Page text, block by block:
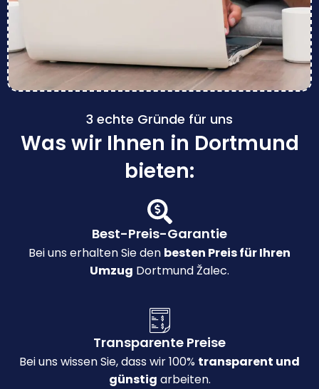
3 echte Gründe für uns
Was wir Ihnen in Dortmund
bieten:
Best-Preis-Garantie
Bei uns erhalten Sie den besten Preis für Ihren
Umzug Dortmund Žalec.
Transparente Preise
Bei uns wissen Sie, dass wir 100% transparent und
günstig arbeiten.